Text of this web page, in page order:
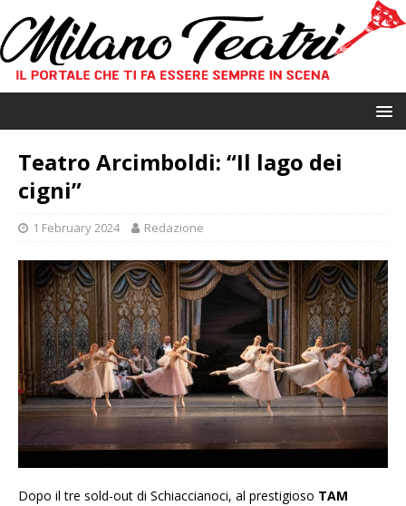
Teatro Arcimboldi: “Il lago dei
cigni”
1 February 2024 Redazione
Dopo il tre sold-out di Schiaccianoci, al prestigioso TAM